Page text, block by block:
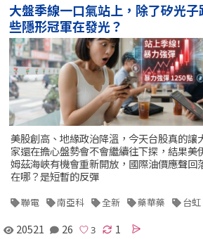
大盤季線一口氣站上，除了矽光
些隱形冠軍在發光？
美股創高、地緣政治降溫，今天台股真的讓
家還在擔心盤勢會不會繼續往下探，結果美
姆茲海峽有機會重新開放，國際油價應聲回
在哪？是短暫的反彈
聯電 南亞科 全新 藥華藥 台虹
20521 26 1